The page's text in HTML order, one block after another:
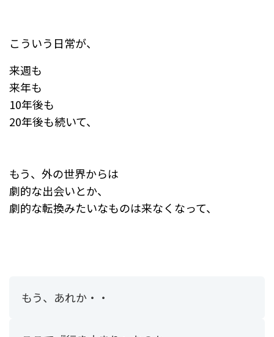
こういう日常が、
来週も
来年も
10年後も
20年後も続いて、
もう、外の世界からは
劇的な出会いとか、
劇的な転換みたいなものは来なくなって、
もう、あれか・・